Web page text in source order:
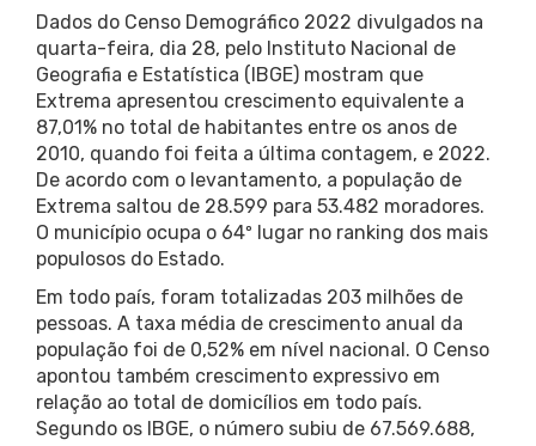
Dados do Censo Demográfico 2022 divulgados na
quarta-feira, dia 28, pelo Instituto Nacional de
Geografia e Estatística (IBGE) mostram que
Extrema apresentou crescimento equivalente a
87,01% no total de habitantes entre os anos de
2010, quando foi feita a última contagem, e 2022.
De acordo com o levantamento, a população de
Extrema saltou de 28.599 para 53.482 moradores.
O município ocupa o 64º lugar no ranking dos mais
populosos do Estado.
Em todo país, foram totalizadas 203 milhões de
pessoas. A taxa média de crescimento anual da
população foi de 0,52% em nível nacional. O Censo
apontou também crescimento expressivo em
relação ao total de domicílios em todo país.
Segundo os IBGE, o número subiu de 67.569.688,